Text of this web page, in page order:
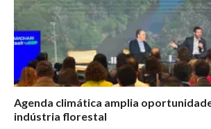
Agenda climática amplia
indústria florestal